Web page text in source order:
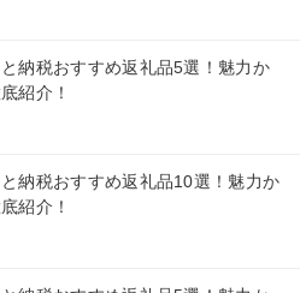
納税おすすめ返礼品5選！魅力か
紹介！
納税おすすめ返礼品10選！魅力か
紹介！